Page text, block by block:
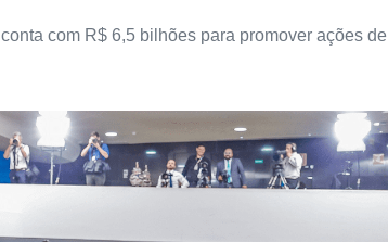
com R$ 6,5 bilhões para promover ações de